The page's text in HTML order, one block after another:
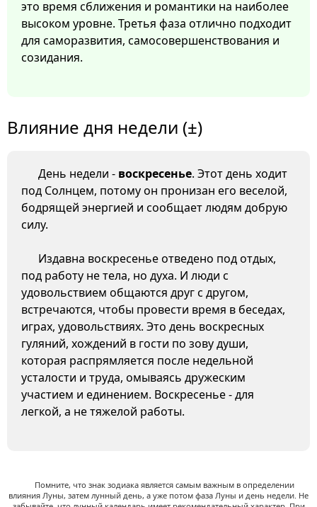
это время сближения и романтики на наиболее
высоком уровне. Третья фаза отлично подходит
для саморазвития, самосовершенствования и
созидания.
Влияние дня недели (±)
День недели - воскресенье. Этот день ходит
под Солнцем, потому он пронизан его веселой,
бодрящей энергией и сообщает людям добрую
силу.
Издавна воскресенье отведено под отдых,
под работу не тела, но духа. И люди с
удовольствием общаются друг с другом,
встречаются, чтобы провести время в беседах,
играх, удовольствиях. Это день воскресных
гуляний, хождений в гости по зову души,
которая распрямляется после недельной
усталости и труда, омываясь дружеским
участием и единением. Воскресенье - для
легкой, а не тяжелой работы.
Помните, что знак зодиака является самым важным в определении
влияния Луны, затем лунный день, а уже потом фаза Луны и день недели. Не